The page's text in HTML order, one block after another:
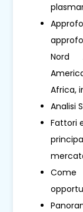
Nord
Africa,
Analisi
Fattori
Come